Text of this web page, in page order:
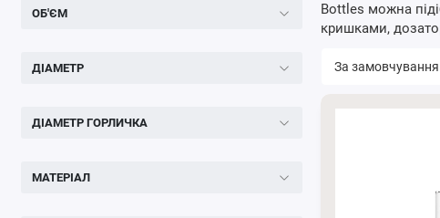
ОБ'ЄМ
ДІАМЕТР
ДІАМЕТР ГОРЛИЧКА
МАТЕРІАЛ
Bottles можна
кришками,